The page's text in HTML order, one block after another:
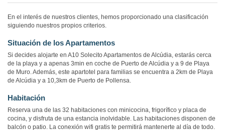
En el interés de nuestros clientes, hemos proporcionado una clasificación
siguiendo nuestros propios criterios.
Situación de los Apartamentos
Si decides alojarte en A10 Solecito Apartamentos de Alcúdia, estarás cerca
de la playa y a apenas 3min en coche de Puerto de Alcúdia y a 9 de Playa
de Muro. Además, este apartotel para familias se encuentra a 2km de Playa
de Alcúdia y a 10,3km de Puerto de Pollensa.
Habitación
Reserva una de las 32 habitaciones con minicocina, frigorífico y placa de
cocina, y disfruta de una estancia inolvidable. Las habitaciones disponen de
balcón o patio. La conexión wifi gratis te permitirá mantenerte al día de todo.